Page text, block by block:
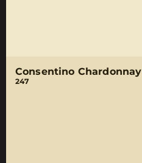
Consentino Chardonnay
247